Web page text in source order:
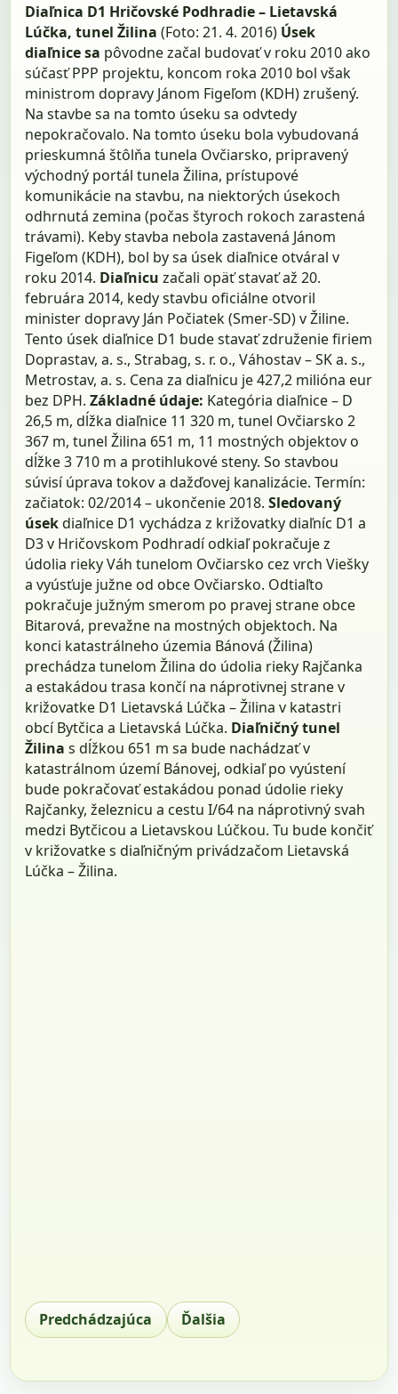
Diaľnica D1 Hričovské Podhradie – Lietavská
Lúčka, tunel Žilina (Foto: 21. 4. 2016) Úsek
diaľnice sa pôvodne začal budovať v roku 2010 ako
súčasť PPP projektu, koncom roka 2010 bol však
ministrom dopravy Jánom Figeľom (KDH) zrušený.
Na stavbe sa na tomto úseku sa odvtedy
nepokračovalo. Na tomto úseku bola vybudovaná
prieskumná štôlňa tunela Ovčiarsko, pripravený
východný portál tunela Žilina, prístupové
komunikácie na stavbu, na niektorých úsekoch
odhrnutá zemina (počas štyroch rokoch zarastená
trávami). Keby stavba nebola zastavená Jánom
Figeľom (KDH), bol by sa úsek diaľnice otváral v
roku 2014. Diaľnicu začali opäť stavať až 20.
februára 2014, kedy stavbu oficiálne otvoril
minister dopravy Ján Počiatek (Smer-SD) v Žiline.
Tento úsek diaľnice D1 bude stavať združenie firiem
Doprastav, a. s., Strabag, s. r. o., Váhostav – SK a. s.,
Metrostav, a. s. Cena za diaľnicu je 427,2 milióna eur
bez DPH.Základné údaje: Kategória diaľnice – D
26,5 m, dĺžka diaľnice 11 320 m, tunel Ovčiarsko 2
367 m, tunel Žilina 651 m, 11 mostných objektov o
dĺžke 3 710 m a protihlukové steny. So stavbou
súvisí úprava tokov a dažďovej kanalizácie. Termín:
začiatok: 02/2014 – ukončenie 2018.Sledovaný
úsekdiaľnice D1 vychádza z križovatky diaľníc D1 a
D3 v Hričovskom Podhradí odkiaľ pokračuje z
údolia rieky Váh tunelom Ovčiarsko cez vrch Viešky
a vyúsťuje južne od obce Ovčiarsko. Odtiaľto
pokračuje južným smerom po pravej strane obce
Bitarová, prevažne na mostných objektoch. Na
konci katastrálneho územia Bánová (Žilina)
prechádza tunelom Žilina do údolia rieky Rajčanka
a estakádou trasa končí na náprotivnej strane v
križovatke D1 Lietavská Lúčka – Žilina v katastri
obcí Bytčica a Lietavská Lúčka. Diaľničný tunel
Žilinas dĺžkou 651 m sa bude nachádzať v
katastrálnom území Bánovej, odkiaľ po vyústení
bude pokračovať estakádou ponad údolie rieky
Rajčanky, železnicu a cestu I/64 na náprotivný svah
medzi Bytčicou a Lietavskou Lúčkou. Tu bude končiť
v križovatke s diaľničným privádzačom Lietavská
Lúčka – Žilina.
Predchádzajúca Ďalšia